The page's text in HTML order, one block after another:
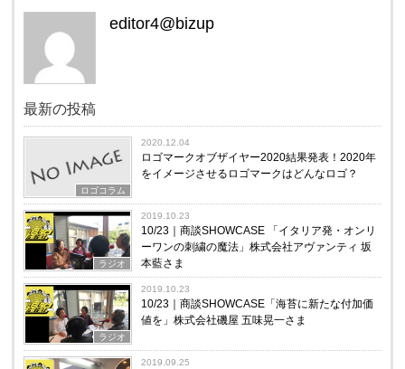
editor4@bizup
最新の投稿
ロゴコラム
2020.12.04
ロゴマークオブザイヤー2020結果発表！2020年
をイメージさせるロゴマークはどんなロゴ？
ラジオ
2019.10.23
10/23｜商談SHOWCASE 「イタリア発・オンリ
ーワンの刺繍の魔法」株式会社アヴァンティ 坂
本藍さま
ラジオ
2019.10.23
10/23｜商談SHOWCASE「海苔に新たな付加価
値を」株式会社磯屋 五味晃一さま
2019.09.25